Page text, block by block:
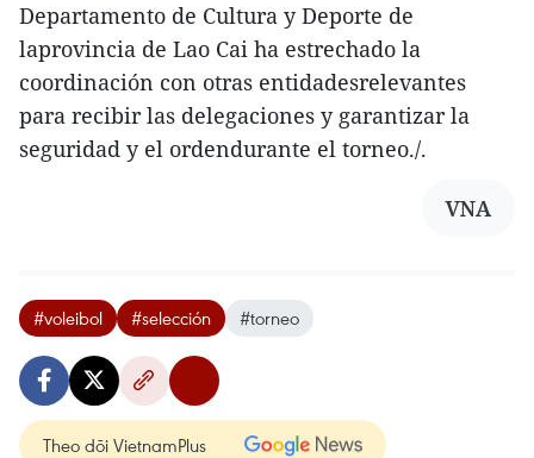
Departamento de Cultura y Deporte de
laprovincia de Lao Cai ha estrechado la
coordinación con otras entidadesrelevantes
para recibir las delegaciones y garantizar la
seguridad y el ordendurante el torneo./.
VNA
#voleibol #selección #torneo
Theo dõi VietnamPlus